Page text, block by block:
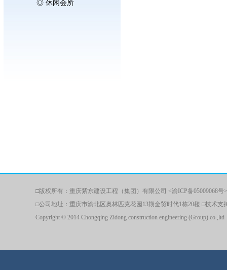
◎ 休闲会所
□版权所有：重庆紫东建设工程（集团）有限公司 <渝ICP备05009068号
□公司地址：重庆市渝北区奥林匹克花园13期金贸时代1栋20楼 □技术支
Copyright © 2014 Chongqing Zidong construction engineering (Group) co.,ltd